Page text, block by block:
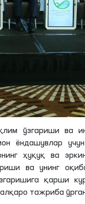
ўзгариши ва
ёндашувлар
ҳуқуқ ва
ва унинг
қарши
тажриба